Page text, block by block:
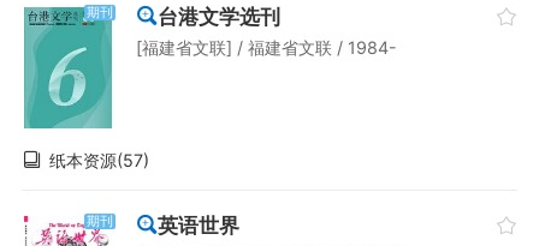
期刊 台港文学选刊
[福建省文联] / 福建省文联 / 1984-
纸本资源(57)
期刊 英语世界